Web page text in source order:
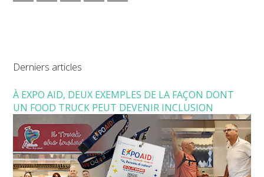
Derniers articles
À EXPO AID, DEUX EXEMPLES DE LA FAÇON DONT
UN FOOD TRUCK PEUT DEVENIR INCLUSION